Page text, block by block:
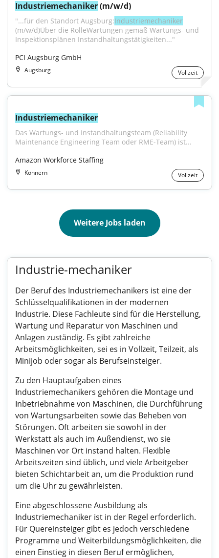
Industriemechaniker (m/w/d)
"...für den Standort Augsburg:Industriemechaniker
(m/w/d)Über die RolleWartungen gemäß Wartungs- und
Inspektionsplänen Instandhaltungstätigkeiten..."
PCI Augsburg GmbH
Augsburg Vollzeit
Industriemechaniker
Das Wartungs- und Instandhaltungsteam (Reliability
Maintenance Engineering Team oder RME-Team) ist...
Amazon Workforce Staffing
Könnern Vollzeit
Weitere Jobs laden
Industrie-mechaniker
Der Beruf des Industriemechanikers ist eine der
Schlüsselqualifikationen in der modernen
Industrie. Diese Fachleute sind für die Herstellung,
Wartung und Reparatur von Maschinen und
Anlagen zuständig. Es gibt zahlreiche
Arbeitsmöglichkeiten, sei es in Vollzeit, Teilzeit, als
Minijob oder sogar als Berufseinsteiger.
Zu den Hauptaufgaben eines
Industriemechanikers gehören die Montage und
Inbetriebnahme von Maschinen, die Durchführung
von Wartungsarbeiten sowie das Beheben von
Störungen. Oft arbeiten sie sowohl in der
Werkstatt als auch im Außendienst, wo sie
Maschinen vor Ort instand halten. Flexible
Arbeitszeiten sind üblich, und viele Arbeitgeber
bieten Schichtarbeit an, um die Produktion rund
um die Uhr zu gewährleisten.
Eine abgeschlossene Ausbildung als
Industriemechaniker ist in der Regel erforderlich.
Für Quereinsteiger gibt es jedoch verschiedene
Programme und Weiterbildungsmöglichkeiten, die
einen Einstieg in diesen Beruf ermöglichen,